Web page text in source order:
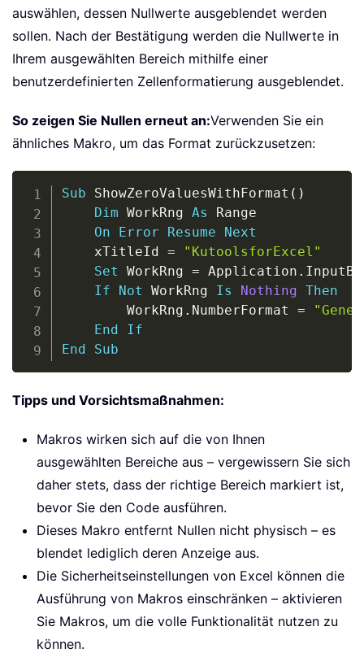
auswählen, dessen Nullwerte ausgeblendet werden
sollen. Nach der Bestätigung werden die Nullwerte in
Ihrem ausgewählten Bereich mithilfe einer
benutzerdefinierten Zellenformatierung ausgeblendet.
So zeigen Sie Nullen erneut an:Verwenden Sie ein
ähnliches Makro, um das Format zurückzusetzen:
Sub ShowZeroValuesWithFormat ( )
Dim WorkRng As Range
On
Error Resume
Next
    xTitleId
=
"KutoolsforExcel"
Set WorkRng = Application .
If
Not WorkRng Is Nothing Then
        WorkRng
. NumberFormat =
End
If
End
Sub
Copy
Tipps und Vorsichtsmaßnahmen:
Makros wirken sich auf die von Ihnen
ausgewählten Bereiche aus – vergewissern Sie sich
daher stets, dass der richtige Bereich markiert ist,
bevor Sie den Code ausführen.
Dieses Makro entfernt Nullen nicht physisch – es
blendet lediglich deren Anzeige aus.
Die Sicherheitseinstellungen von Excel können die
Ausführung von Makros einschränken – aktivieren
Sie Makros, um die volle Funktionalität nutzen zu
können.